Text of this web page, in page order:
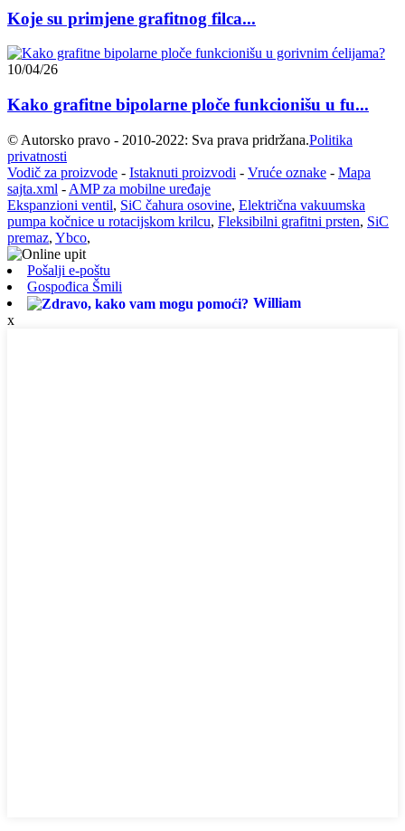
Koje su primjene grafitnog filca...
10/04/26
Kako grafitne bipolarne ploče funkcionišu u fu...
© Autorsko pravo - 2010-2022: Sva prava pridržana.Politika
privatnosti
Vodič za proizvode - Istaknuti proizvodi - Vruće oznake - Mapa
sajta.xml - AMP za mobilne uređaje
Ekspanzioni ventil, SiC čahura osovine, Električna vakuumska
pumpa kočnice u rotacijskom krilcu, Fleksibilni grafitni prsten, SiC
premaz, Ybco,
Pošalji e-poštu
Gospođica Šmili
William
x